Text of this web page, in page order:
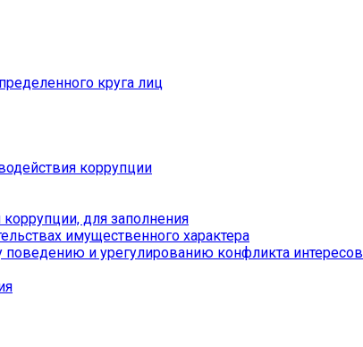
круга лиц
коррупции
для заполнения
имущественного характера
и урегулированию конфликта интересов